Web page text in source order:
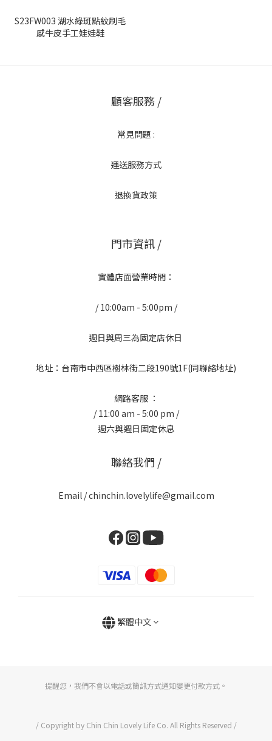
S23FW003 湖水綠斑點紋刷毛
感牛皮手工娃娃鞋
顧客服務 /
常見問題 :
運送服務方式
退換貨政策
門市資訊 /
實體店面營業時間：
/ 10:00am - 5:00pm /
週日與周三為固定店休日
地址：台南市中西區樹林街二段190號1F(同聯絡地址)
網路客服 ：
/ 11:00 am - 5:00 pm /
週六與週日固定休息
聯絡我們 /
Email / chinchin.lovelylife@gmail.com
繁體中文
提醒您，我們不會以電話或簡訊方式通知變更付款方式。
/ Copyright by Chin Chin Lovely Life Co. All Rights Reserved /